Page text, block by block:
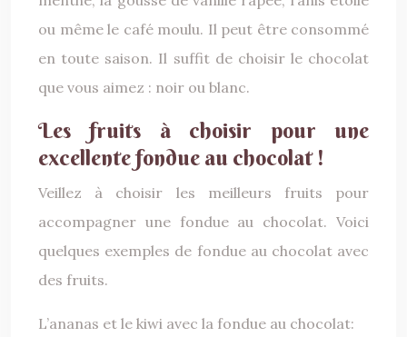
ou même le café moulu. Il peut être consommé
en toute saison. Il suffit de choisir le chocolat
que vous aimez : noir ou blanc.
Les fruits à choisir pour une
excellente fondue au chocolat !
Veillez à choisir les meilleurs fruits pour
accompagner une fondue au chocolat. Voici
quelques exemples de fondue au chocolat avec
des fruits.
L’ananas et le kiwi avec la fondue au chocolat: